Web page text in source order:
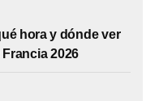
hora y dónde ver
Francia 2026